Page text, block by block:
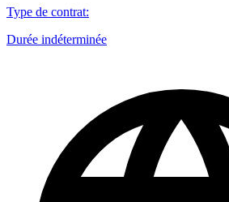
Type de contrat:
Durée indéterminée